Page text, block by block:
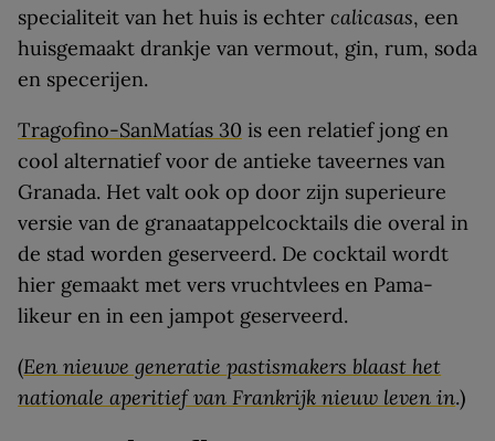
specialiteit van het huis is echter calicasas, een
huisgemaakt drankje van vermout, gin, rum, soda
en specerijen.
Tragofino-SanMatías 30 is een relatief jong en
cool alternatief voor de antieke taveernes van
Granada. Het valt ook op door zijn superieure
versie van de granaatappelcocktails die overal in
de stad worden geserveerd. De cocktail wordt
hier gemaakt met vers vruchtvlees en Pama-
likeur en in een jampot geserveerd.
(Een nieuwe generatie pastismakers blaast het
nationale aperitief van Frankrijk nieuw leven in.)